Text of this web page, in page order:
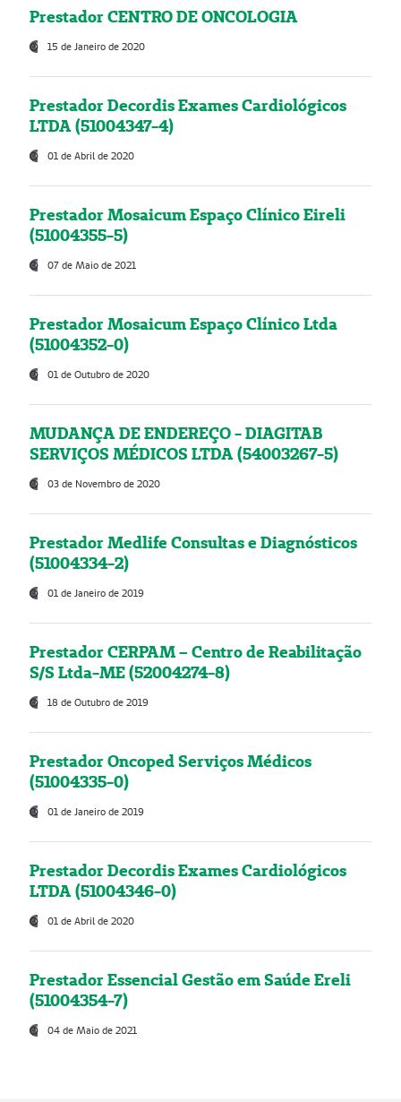
Prestador CENTRO DE ONCOLOGIA
15 de Janeiro de 2020
Prestador Decordis Exames Cardiológicos
LTDA (51004347-4)
01 de Abril de 2020
Prestador Mosaicum Espaço Clínico Eireli
(51004355-5)
07 de Maio de 2021
Prestador Mosaicum Espaço Clínico Ltda
(51004352-0)
01 de Outubro de 2020
MUDANÇA DE ENDEREÇO - DIAGITAB
SERVIÇOS MÉDICOS LTDA (54003267-5)
03 de Novembro de 2020
Prestador Medlife Consultas e Diagnósticos
(51004334-2)
01 de Janeiro de 2019
Prestador CERPAM – Centro de Reabilitação
S/S Ltda-ME (52004274-8)
18 de Outubro de 2019
Prestador Oncoped Serviços Médicos
(51004335-0)
01 de Janeiro de 2019
Prestador Decordis Exames Cardiológicos
LTDA (51004346-0)
01 de Abril de 2020
Prestador Essencial Gestão em Saúde Ereli
(51004354-7)
04 de Maio de 2021